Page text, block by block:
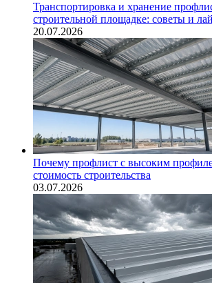
Транспортировка и хранение
строительной площадке: советы и
20.07.2026
Почему профлист с высоким
стоимость строительства
03.07.2026